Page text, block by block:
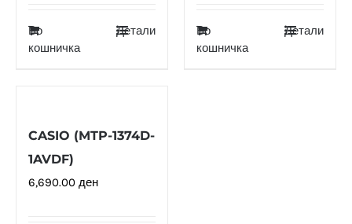
Во
кошничка
Детали
Во
кошничка
Детали
CASIO (MTP-1374D-
1AVDF)
6,690.00 ден